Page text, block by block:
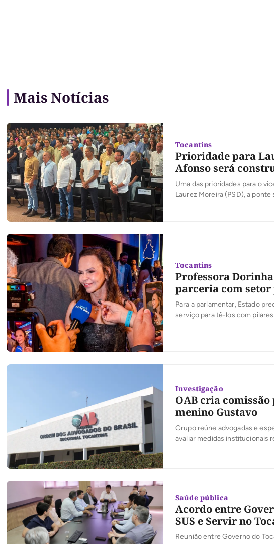
Mais Notícias
Tocantins
Prioridade para
Afonso será
Uma das prioridades para o
Laurez Moreira (PSD), a
Tocantins
Professora
parceria com
Para a parlamentar, Estado
serviço para tê-los com
Investigação
OAB cria
menino Gustavo
Grupo reúne advogadas e
avaliar medidas institucionais
Saúde pública
Acordo entre
SUS e Servir no
Reunião entre Governo do